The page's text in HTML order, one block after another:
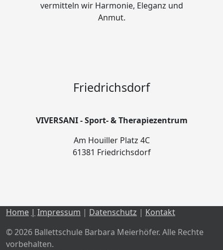
vermitteln wir Harmonie, Eleganz und
Anmut.
Friedrichsdorf
VIVERSANI - Sport- & Therapiezentrum
Am Houiller Platz 4C
61381 Friedrichsdorf
Home | Impressum | Datenschutz | Kontakt
© 2026 Ballettschule Barbara Meierhöfer. Alle Rechte
vorbehalten.